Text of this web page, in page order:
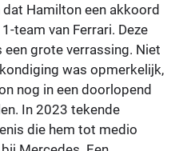
Hamilton een akkoord
team van Ferrari. Deze
grote verrassing. Niet
was opmerkelijk,
nog in een doorlopend
In 2023 tekende
die hem tot medio